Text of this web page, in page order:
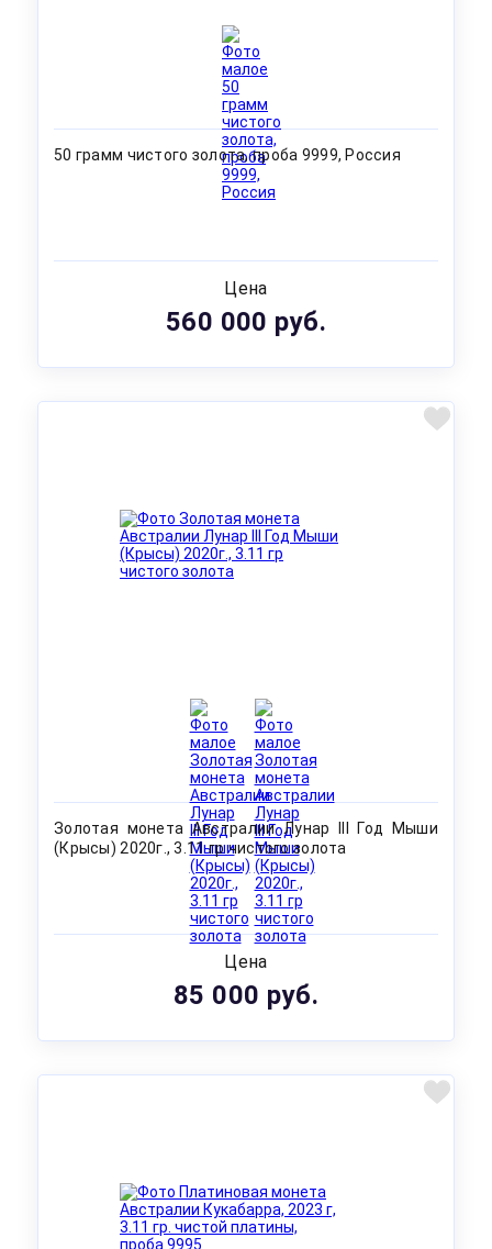
50 грамм чистого золота, проба 9999, Россия
Цена
560 000 руб.
Золотая монета Австралии Лунар III Год Мыши
(Крысы) 2020г., 3.11 гр чистого золота
Цена
85 000 руб.